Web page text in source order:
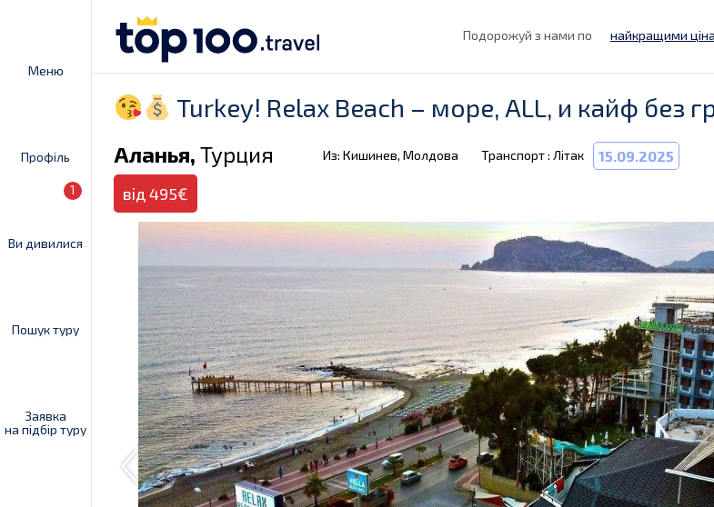
Меню
Профіль
Ви дивилися
1
Пошук туру
Заявка
на підбір туру
Подорожуй з нами по найкращими
Turkey! Relax Beach – море, ALL, и кайф без
Аланья, Турция Из: Кишинев, Молдова Транспорт : Літак 15.09.2025
від 495€